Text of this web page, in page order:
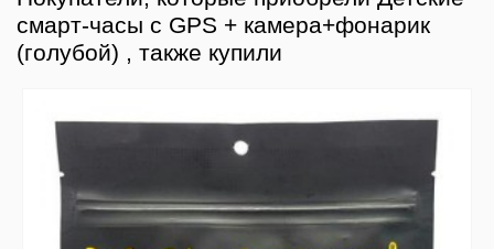
смарт-часы с GPS + камера+фонарик
(голубой) , также купили